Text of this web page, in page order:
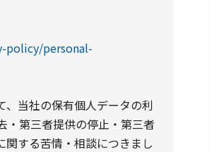
policy/personal-
、当社の保有個人データの利
・第三者提供の停止・第三者
する苦情・相談につきまし